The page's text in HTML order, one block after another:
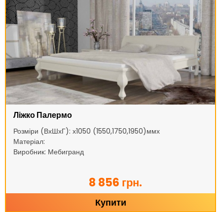
Ліжко Палермо
Розміри (ВхШхГ): х1050 (1550,1750,1950)ммх
Матеріал:
Виробник: Мебигранд
8 856 грн.
Купити